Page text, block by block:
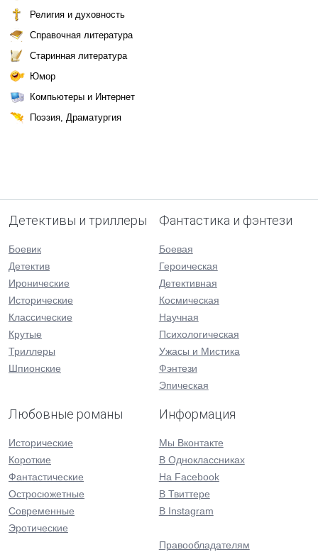
Религия и духовность
Справочная литература
Старинная литература
Юмор
Компьютеры и Интернет
Поэзия, Драматургия
Детективы и триллеры
Боевик
Детектив
Иронические
Исторические
Классические
Крутые
Триллеры
Шпионские
Фантастика и фэнтези
Боевая
Героическая
Детективная
Космическая
Научная
Психологическая
Ужасы и Мистика
Фэнтези
Эпическая
Любовные романы
Исторические
Короткие
Фантастические
Остросюжетные
Современные
Эротические
Информация
Мы Вконтакте
В Одноклассниках
На Facebook
В Твиттере
В Instagram
Правообладателям